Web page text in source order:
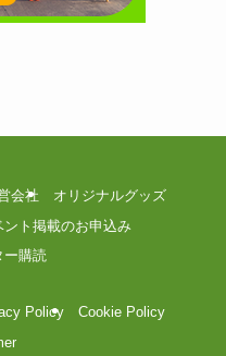
会社
オリジナルグッズ
ント掲載のお申込み
ー購読
Policy
Cookie Policy